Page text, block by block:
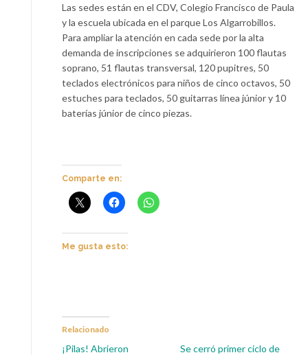
Las sedes están en el CDV, Colegio Francisco de Paula
y la escuela ubicada en el parque Los Algarrobillos.
Para ampliar la atención en cada sede por la alta
demanda de inscripciones se adquirieron 100 flautas
soprano, 51 flautas transversal, 120 pupitres, 50
teclados electrónicos para niños de cinco octavos, 50
estuches para teclados, 50 guitarras línea júnior y 10
baterías júnior de cinco piezas.
Comparte en:
Me gusta esto:
Relacionado
¡Pilas! Abrieron
Se cerró primer ciclo de